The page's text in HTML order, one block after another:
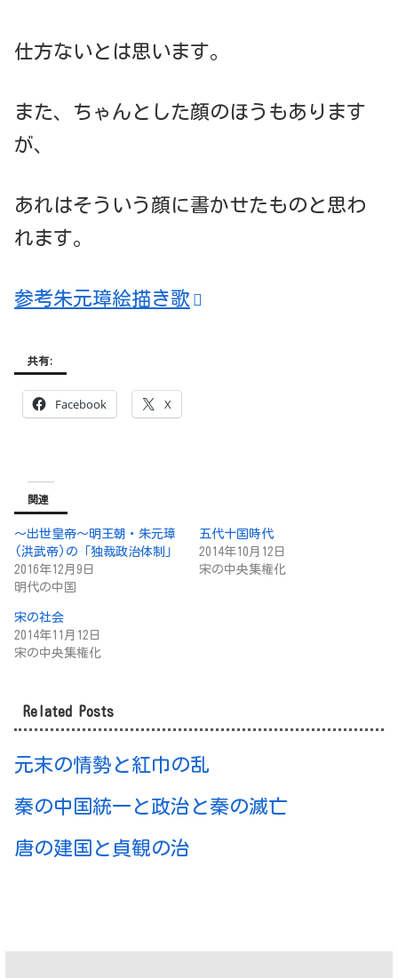
仕方ないとは思います。
また、ちゃんとした顔のほうもあります
が、
あれはそういう顔に書かせたものと思わ
れます。
参考朱元璋絵描き歌
共有:
Facebook X
関連
～出世皇帝～明王朝・朱元璋
(洪武帝)の「独裁政治体制」
2016年12月9日
明代の中国
五代十国時代
2014年10月12日
宋の中央集権化
宋の社会
2014年11月12日
宋の中央集権化
Related Posts
元末の情勢と紅巾の乱
秦の中国統一と政治と秦の滅亡
唐の建国と貞観の治